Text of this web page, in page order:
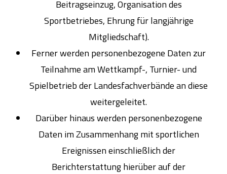
Beitragseinzug, Organisation des
Sportbetriebes, Ehrung für langjährige
Mitgliedschaft).
Ferner werden personenbezogene Daten zur
Teilnahme am Wettkampf-, Turnier- und
Spielbetrieb der Landesfachverbände an diese
weitergeleitet.
Darüber hinaus werden personenbezogene
Daten im Zusammenhang mit sportlichen
Ereignissen einschließlich der
Berichterstattung hierüber auf der